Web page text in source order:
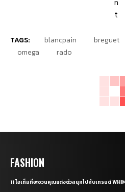
TAGS: blancpain breguet
omega
rado
FASHION
11 ไอเท็มที่จะชวนคุณแต่งตัวสนุกไปกับเทรนด์